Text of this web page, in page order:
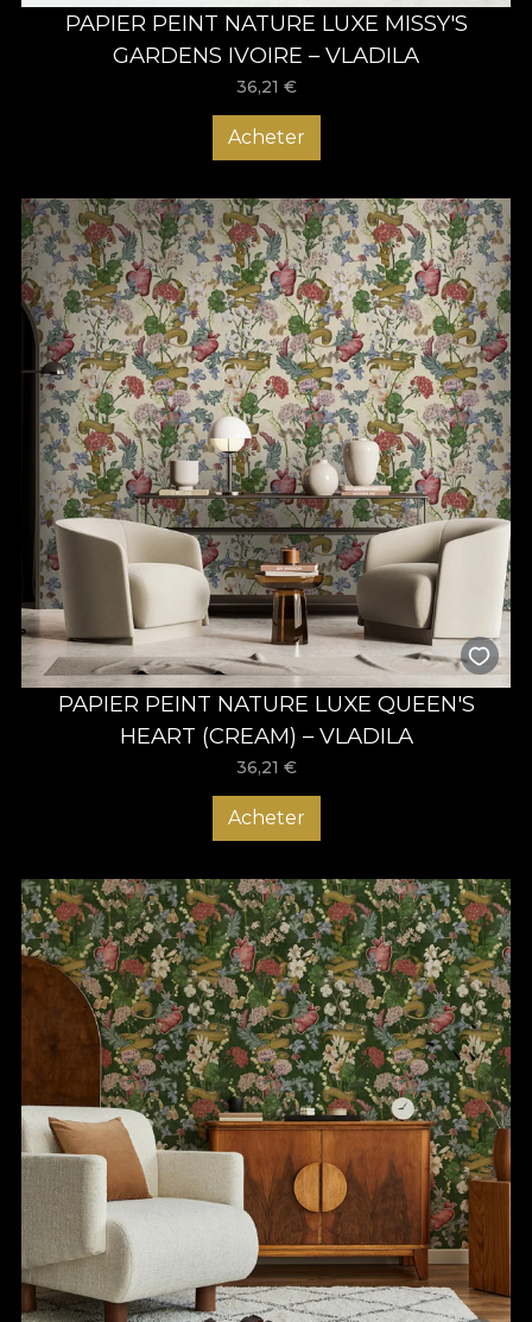
PAPIER PEINT NATURE LUXE MISSY'S
GARDENS IVOIRE – VLADILA
36,21 €
Acheter
PAPIER PEINT NATURE LUXE QUEEN'S
HEART (CREAM) – VLADILA
36,21 €
Acheter